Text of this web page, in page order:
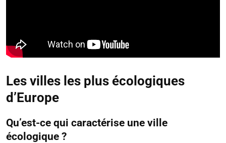
Les villes les plus écologiques
d’Europe
Qu’est-ce qui caractérise une ville
écologique ?